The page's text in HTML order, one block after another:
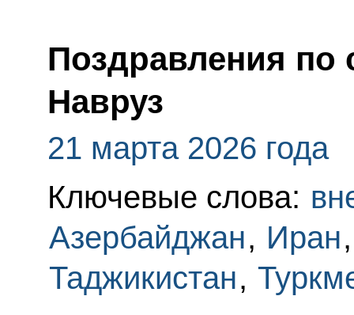
Поздравления по
Навруз
21 марта 2026 года
Ключевые слова:
Азербайджан, Иран
Таджикистан,